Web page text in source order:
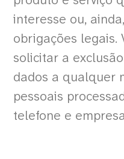
interesse ou,
obrigações legais.
solicitar a
dados a qualquer
pessoais
telefone e